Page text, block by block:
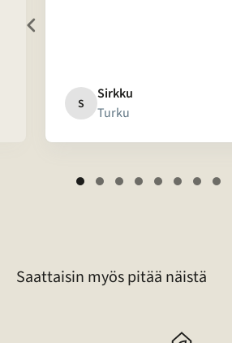
S
Sirkku
Turku
Saattaisin myös pitää näistä